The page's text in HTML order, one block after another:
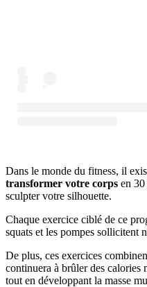
Dans le monde du fitness, il
transformer votre corps en
sculpter votre silhouette.
Chaque exercice ciblé de ce
squats et les pompes sollicitent
De plus, ces exercices
continuera à brûler des calories
tout en développant la masse